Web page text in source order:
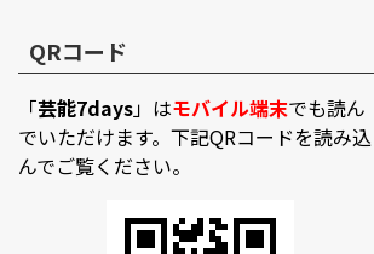
QRコード
「芸能7days」はモバイル端末でも読ん
でいただけます。下記QRコードを読み込
んでご覧ください。